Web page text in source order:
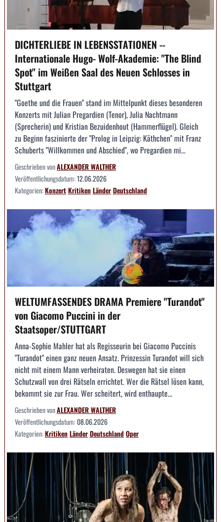
DICHTERLIEBE IN LEBENSSTATIONEN --
Internationale Hugo- Wolf-Akademie: "The Blind
Spot" im Weißen Saal des Neuen Schlosses in
Stuttgart
"Goethe und die Frauen" stand im Mittelpunkt dieses besonderen
Konzerts mit Julian Pregardien (Tenor), Julia Nachtmann
(Sprecherin) und Kristian Bezuidenhout (Hammerflügel). Gleich
zu Beginn faszinierte der "Prolog in Leipzig: Käthchen" mit Franz
Schuberts "Willkommen und Abschied", wo Pregardien mi...
Geschrieben vonALEXANDER WALTHER
Veröffentlichungsdatum:12.06.2026
Kategorien:KonzertKritikenLänderDeutschland
WELTUMFASSENDES DRAMA Premiere "Turandot"
von Giacomo Puccini in der
Staatsoper/STUTTGART
Anna-Sophie Mahler hat als Regisseurin bei Giacomo Puccinis
"Turandot" einen ganz neuen Ansatz. Prinzessin Turandot will sich
nicht mit einem Mann verheiraten. Deswegen hat sie einen
Schutzwall von drei Rätseln errichtet. Wer die Rätsel lösen kann,
bekommt sie zur Frau. Wer scheitert, wird enthaupte...
Geschrieben vonALEXANDER WALTHER
Veröffentlichungsdatum:08.06.2026
Kategorien:KritikenLänderDeutschlandOper